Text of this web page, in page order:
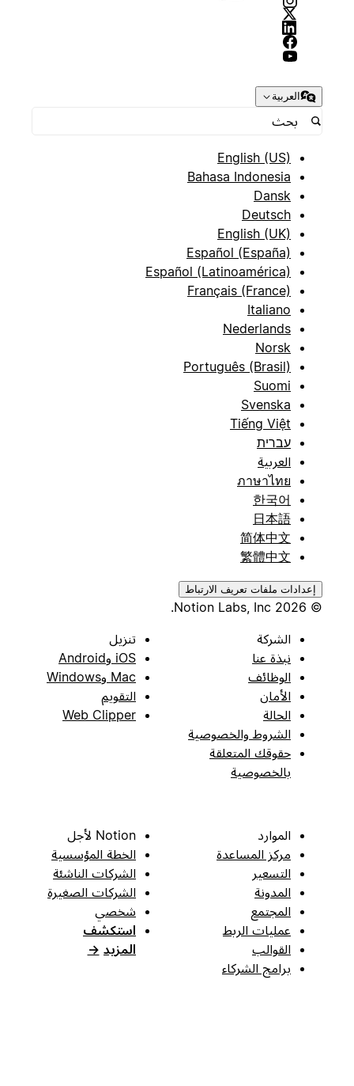
العربية
English (US)
Bahasa Indonesia
Dansk
Deutsch
English (UK)
Español (España)
Español (Latinoamérica)
Français (France)
Italiano
Nederlands
Norsk
Português (Brasil)
Suomi
Svenska
Tiếng Việt
עברית
العربية
ภาษาไทย
한국어
日本語
简体中文
繁體中文
إعدادات ملفات تعريف الارتباط
الشركة
نبذة عنا
الوظائف
الأمان
الحالة
الشروط والخصوصية
حقوقك المتعلقة
بالخصوصية
تنزيل
iOS وAndroid
Mac وWindows
التقويم
Web Clipper
الموارد
مركز المساعدة
التسعير
المدونة
المجتمع
عمليات الربط
القوالب
برامج الشركاء
Notion لأجل
الخطة المؤسسية
الشركات الناشئة
الشركات الصغيرة
شخصي
استكشف
المزيد →